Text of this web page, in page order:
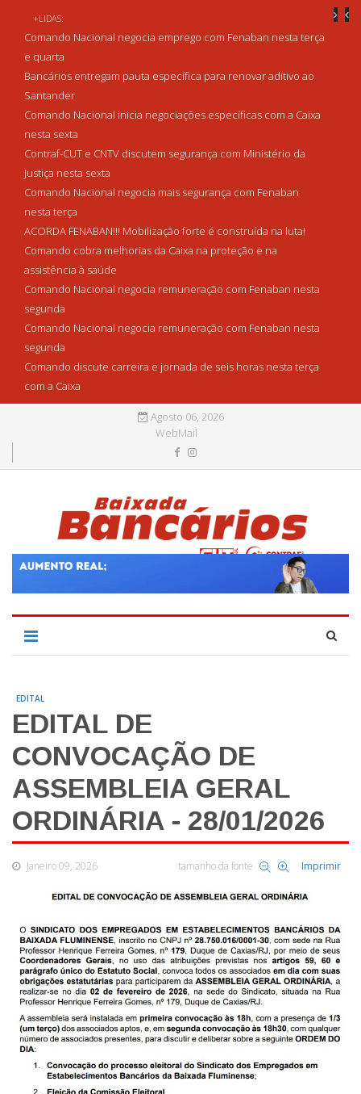
+LIDAS:
Comando Nacional negocia emprego com Fenaban nesta terça
e quarta
Bancários entregam pauta específica para renovar aditivo ao
Santander
Comando Nacional inicia negociações específicas com a Caixa
nesta sexta
Contraf-CUT e CNTV discutem segurança com Ministério da
Justiça nesta sexta
Comando Nacional negocia mais segurança com Fenaban
nesta terça
ACORDA FENABAN!!! Mobilização forte é construída na luta!
Comando cobra melhorias da Caixa na proteção e na
assistência à saúde
Comando Nacional negocia remuneração com Fenaban nesta
segunda
Comando Nacional negocia remuneração com Fenaban nesta
segunda
Comando discute carreira e jornada de seis horas nesta terça
com a Caixa
Agosto 06, 2026
WebMail
EDITAL
EDITAL DE
CONVOCAÇÃO DE
ASSEMBLEIA GERAL
ORDINÁRIA - 28/01/2026
Janeiro 09, 2026 tamanho da fonte Imprimir